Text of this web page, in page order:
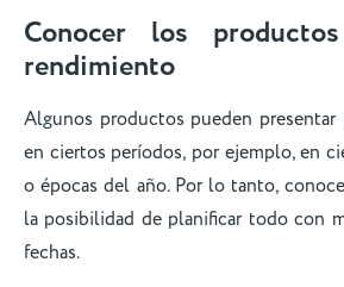
Conocer los
rendimiento
Algunos productos pueden presentar
en ciertos períodos, por ejemplo, en
o épocas del año. Por lo tanto,
la posibilidad de planificar todo con
fechas.